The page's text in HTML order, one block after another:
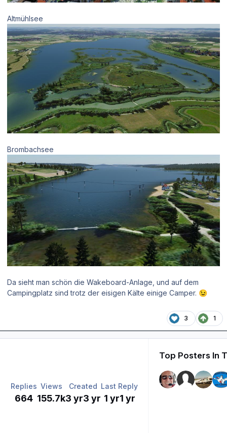
Altmühlsee
Brombachsee
Da sieht man schön die Wakeboard-Anlage, und auf dem
Campingplatz sind trotz der eisigen Kälte einige Camper. 😉
3 1
Replies
664
Views
155.7k
Created
3 yr3 yr
Last Reply
1 yr1 yr
Top Posters In